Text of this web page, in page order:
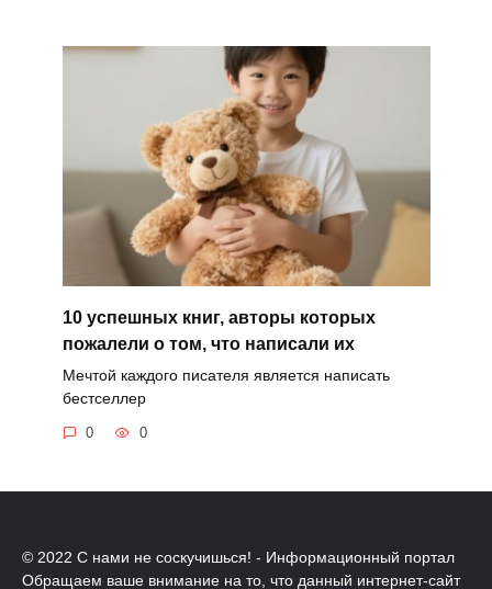
10 успешных книг, авторы которых
пожалели о том, что написали их
Мечтой каждого писателя является написать
бестселлер
0 0
© 2022 С нами не соскучишься! - Информационный портал
Обращаем ваше внимание на то, что данный интернет-сайт